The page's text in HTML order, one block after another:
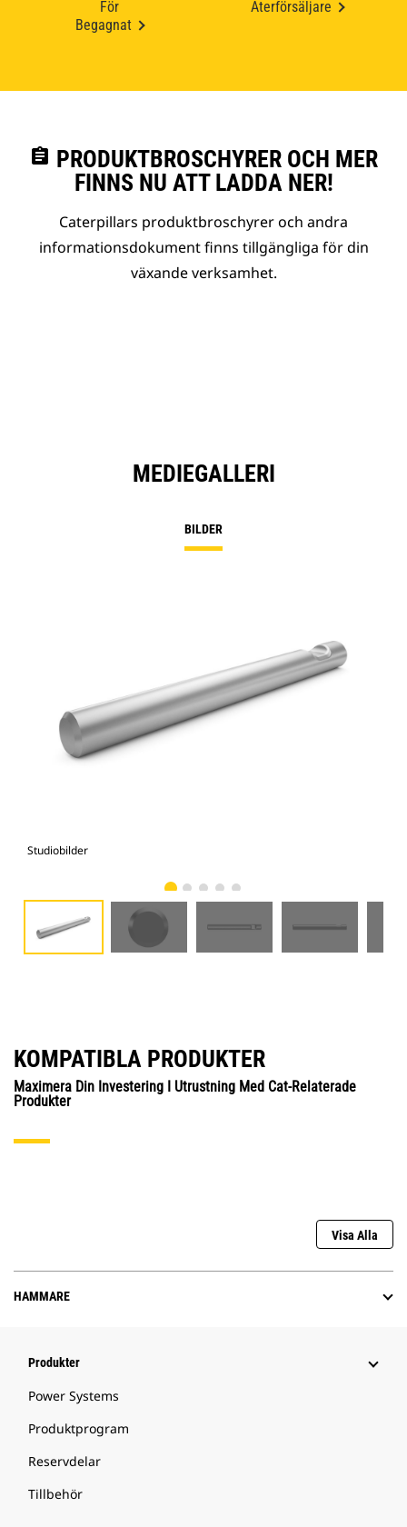
För
Begagnat
Återförsäljare
assignment PRODUKTBROSCHYRER OCH MER
FINNS NU ATT LADDA NER!
Caterpillars produktbroschyrer och andra
informationsdokument finns tillgängliga för din
växande verksamhet.
MEDIEGALLERI
BILDER
Studiobilder
KOMPATIBLA PRODUKTER
Maximera Din Investering I Utrustning Med Cat-Relaterade
Produkter
Visa Alla
HAMMARE
Produkter
Power Systems
Produktprogram
Reservdelar
Tillbehör